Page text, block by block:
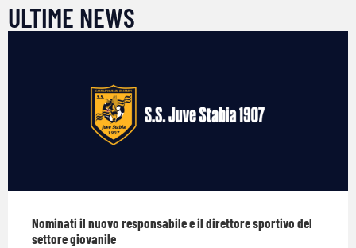
ULTIME NEWS
Nominati il nuovo responsabile e il direttore sportivo del
settore giovanile